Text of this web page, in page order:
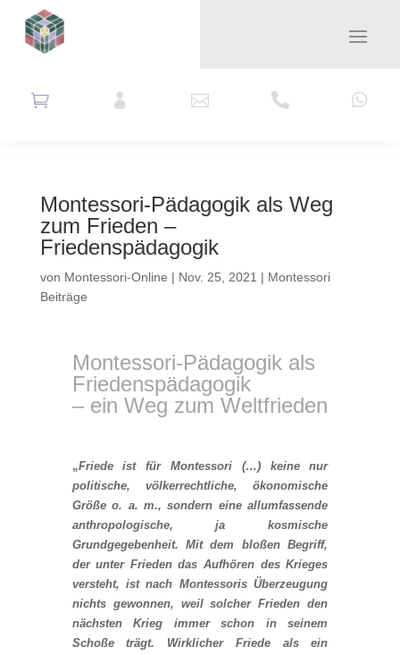
    
Montessori-Pädagogik als Weg
zum Frieden –
Friedenspädagogik
von Montessori-Online | Nov. 25, 2021 | Montessori
Beiträge
Montessori-Pädagogik als
Friedenspädagogik
– ein Weg zum Weltfrieden
„Friede ist für Montessori (…) keine nur
politische, völkerrechtliche, ökonomische
Größe o. a. m., sondern eine allumfassende
anthropologische, ja kosmische
Grundgegebenheit. Mit dem bloßen Begriff,
der unter Frieden das Aufhören des Krieges
versteht, ist nach Montessoris Überzeugung
nichts gewonnen, weil solcher Frieden den
nächsten Krieg immer schon in seinem
Schoße trägt. Wirklicher Friede als ein